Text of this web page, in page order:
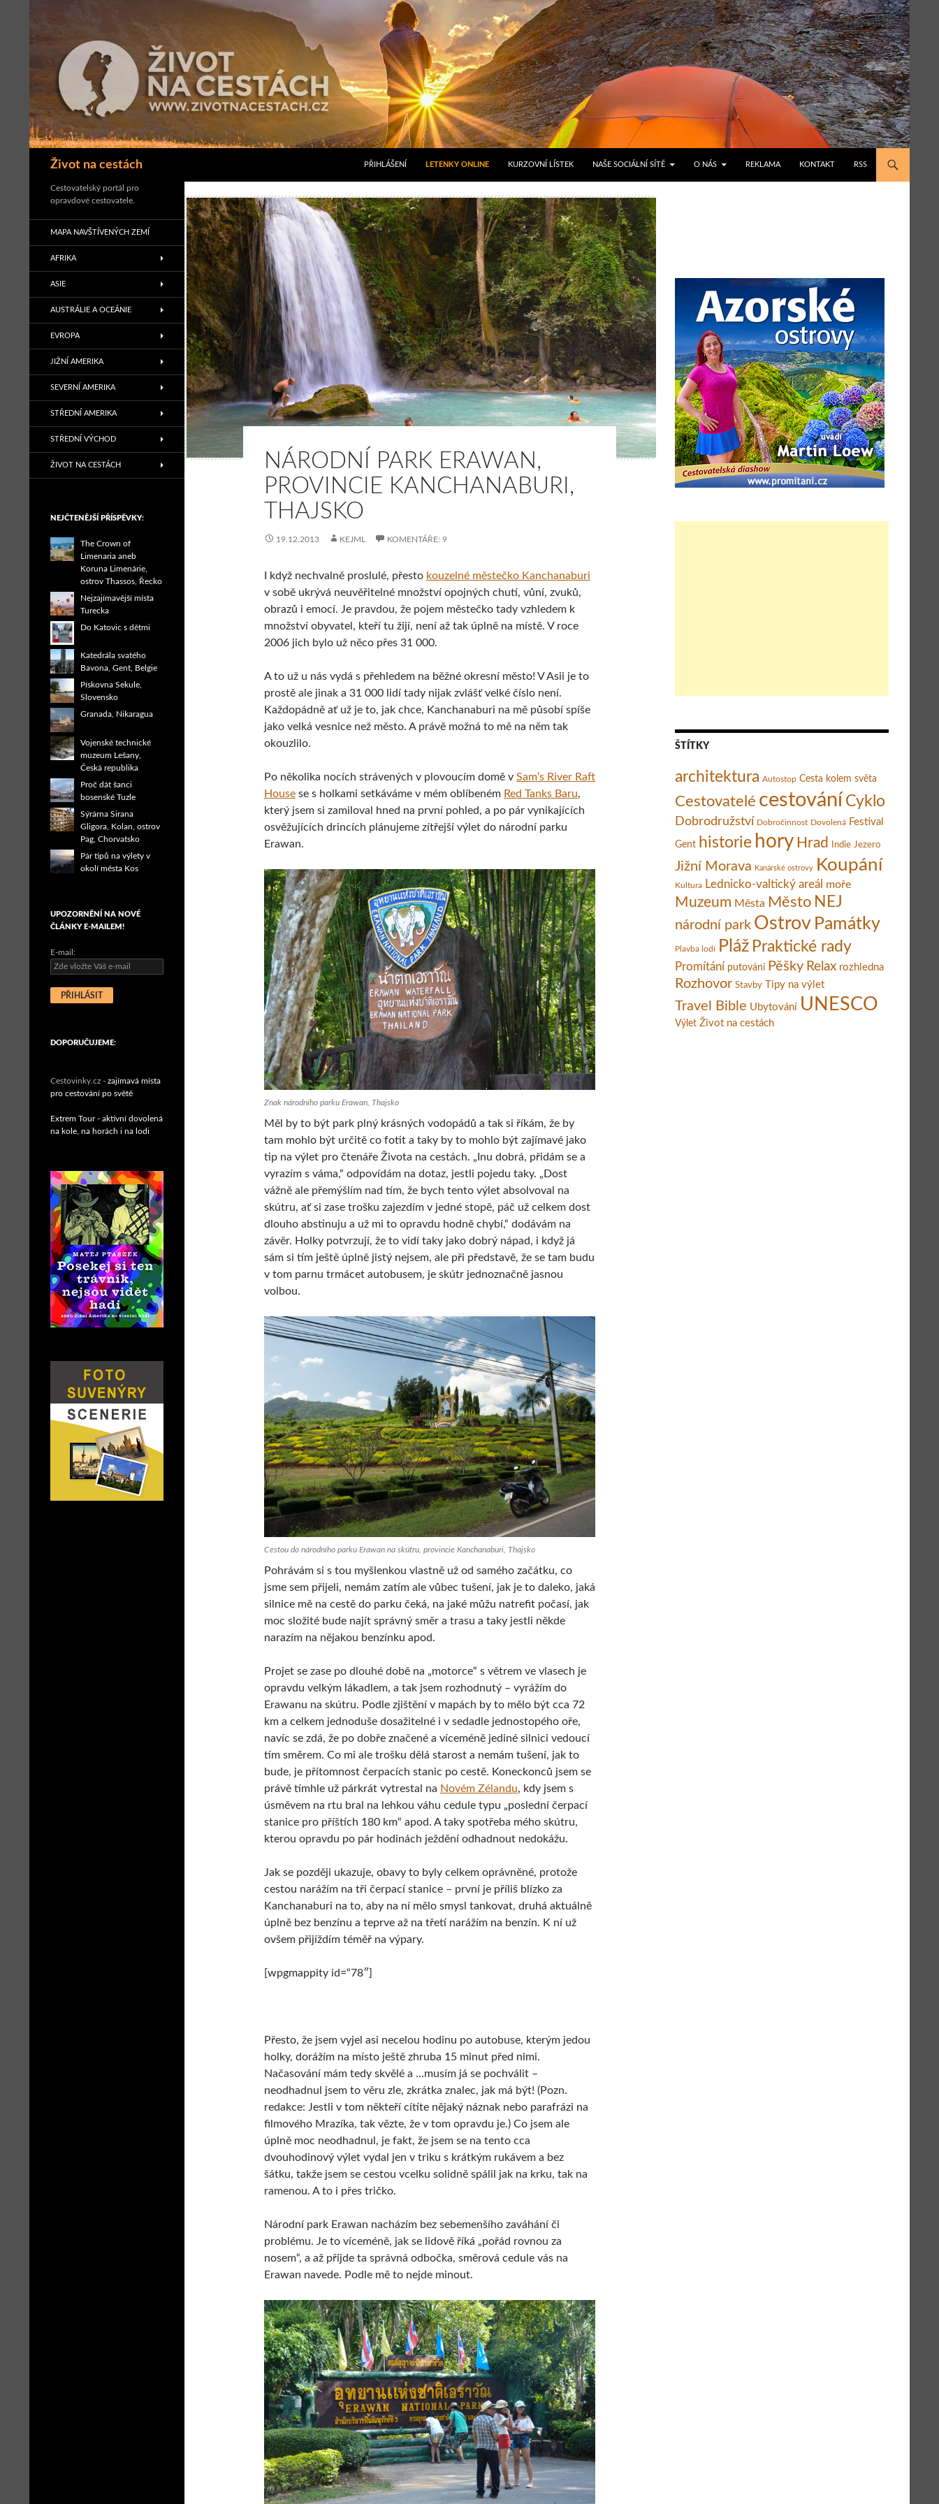
Život na cestách
Hledat
PŘIHLÁŠENÍ LETENKY ONLINE KURZOVNÍ LÍSTEK NAŠE SOCIÁLNÍ SÍTĚ O NÁS REKLAMA KONTAKT RSS
NÁRODNÍ PARK ERAWAN,
PROVINCIE KANCHANABURI,
THAJSKO
19.12.2013 KEJML KOMENTÁŘE: 9
I když nechvalně proslulé, přesto kouzelné městečko Kanchanaburi
v sobě ukrývá neuvěřitelné množství opojných chutí, vůní, zvuků,
obrazů i emocí. Je pravdou, že pojem městečko tady vzhledem k
množství obyvatel, kteří tu žijí, není až tak úplně na místě. V roce
2006 jich bylo už něco přes 31 000.
A to už u nás vydá s přehledem na běžné okresní město! V Asii je to
prostě ale jinak a 31 000 lidí tady nijak zvlášť velké číslo není.
Každopádně ať už je to, jak chce, Kanchanaburi na mě působí spíše
jako velká vesnice než město. A právě možná to mě na něm tak
okouzlilo.
Po několika nocích strávených v plovoucím domě v Sam’s River Raft
House se s holkami setkáváme v mém oblíbeném Red Tanks Baru,
který jsem si zamiloval hned na první pohled, a po pár vynikajících
osvěžujících drincích plánujeme zítřejší výlet do národní parku
Erawan.
Znak národního parku Erawan, Thajsko
Měl by to být park plný krásných vodopádů a tak si říkám, že by
tam mohlo být určitě co fotit a taky by to mohlo být zajímavé jako
tip na výlet pro čtenáře Života na cestách. „Inu dobrá, přidám se a
vyrazím s váma,“ odpovídám na dotaz, jestli pojedu taky. „Dost
vážně ale přemýšlím nad tím, že bych tento výlet absolvoval na
skútru, ať si zase trošku zajezdím v jedné stopě, páč už celkem dost
dlouho abstinuju a už mi to opravdu hodně chybí,“ dodávám na
závěr. Holky potvrzují, že to vidí taky jako dobrý nápad, i když já
sám si tím ještě úplně jistý nejsem, ale při představě, že se tam budu
v tom parnu trmácet autobusem, je skútr jednoznačně jasnou
volbou.
Cestou do národního parku Erawan na skútru, provincie Kanchanaburi, Thajsko
Pohrávám si s tou myšlenkou vlastně už od samého začátku, co
jsme sem přijeli, nemám zatím ale vůbec tušení, jak je to daleko, jaká
silnice mě na cestě do parku čeká, na jaké můžu natrefit počasí, jak
moc složité bude najít správný směr a trasu a taky jestli někde
narazím na nějakou benzínku apod.
Projet se zase po dlouhé době na „motorce“ s větrem ve vlasech je
opravdu velkým lákadlem, a tak jsem rozhodnutý – vyrážím do
Erawanu na skútru. Podle zjištění v mapách by to mělo být cca 72
km a celkem jednoduše dosažitelné i v sedadle jednostopého oře,
navíc se zdá, že po dobře značené a víceméně jediné silnici vedoucí
tím směrem. Co mi ale trošku dělá starost a nemám tušení, jak to
bude, je přítomnost čerpacích stanic po cestě. Koneckonců jsem se
právě tímhle už párkrát vytrestal na Novém Zélandu, kdy jsem s
úsměvem na rtu bral na lehkou váhu cedule typu „poslední čerpací
stanice pro příštích 180 km“ apod. A taky spotřeba mého skútru,
kterou opravdu po pár hodinách ježdění odhadnout nedokážu.
Jak se později ukazuje, obavy to byly celkem oprávněné, protože
cestou narážím na tři čerpací stanice – první je příliš blízko za
Kanchanaburi na to, aby na ní mělo smysl tankovat, druhá aktuálně
úplně bez benzínu a teprve až na třetí narážím na benzín. K ní už
ovšem přijíždím téměř na výpary.
[wpgmappity id=“78″]
Přesto, že jsem vyjel asi necelou hodinu po autobuse, kterým jedou
holky, dorážím na místo ještě zhruba 15 minut před nimi.
Načasování mám tedy skvělé a …musím já se pochválit –
neodhadnul jsem to věru zle, zkrátka znalec, jak má být! (Pozn.
redakce: Jestli v tom někteří cítíte nějaký náznak nebo parafrázi na
filmového Mrazíka, tak vězte, že v tom opravdu je.) Co jsem ale
úplně moc neodhadnul, je fakt, že jsem se na tento cca
dvouhodinový výlet vydal jen v triku s krátkým rukávem a bez
šátku, takže jsem se cestou vcelku solidně spálil jak na krku, tak na
ramenou. A to i přes tričko.
Národní park Erawan nacházím bez sebemenšího zaváhání či
problému. Je to víceméně, jak se lidově říká „pořád rovnou za
nosem“, a až přijde ta správná odbočka, směrová cedule vás na
Erawan navede. Podle mě to nejde minout.
ŠTÍTKY
architektura Autostop Cesta kolem světa
Cestovatelé cestování Cyklo
Dobrodružství Dobročinnost Dovolená Festival
Gent historie hory Hrad Indie Jezero
Jižní Morava Kanárské ostrovy Koupání
Kultura Lednicko-valtický areál moře
Muzeum Města Město NEJ
národní park Ostrov Památky
Plavba lodí Pláž Praktické rady
Promítání putování Pěšky Relax rozhledna
Rozhovor Stavby Tipy na výlet
Travel Bible Ubytování UNESCO
Výlet Život na cestách
Cestovatelský portál pro
opravdové cestovatele.
MAPA NAVŠTÍVENÝCH ZEMÍ
AFRIKA
ASIE
AUSTRÁLIE A OCEÁNIE
EVROPA
JIŽNÍ AMERIKA
SEVERNÍ AMERIKA
STŘEDNÍ AMERIKA
STŘEDNÍ VÝCHOD
ŽIVOT NA CESTÁCH
NEJČTENĚJŠÍ PŘÍSPĚVKY:
The Crown of
Limenaria aneb
Koruna Limenárie,
ostrov Thassos, Řecko
Nejzajímavější místa
Turecka
Do Katovic s dětmi
Katedrála svatého
Bavona, Gent, Belgie
Pískovna Sekule,
Slovensko
Granada, Nikaragua
Vojenské technické
muzeum Lešany,
Česká republika
Proč dát šanci
bosenské Tuzle
Sýrárna Sirana
Gligora, Kolan, ostrov
Pag, Chorvatsko
Pár tipů na výlety v
okolí města Kos
UPOZORNĚNÍ NA NOVÉ
ČLÁNKY E-MAILEM!
E-mail:
DOPORUČUJEME:
Cestovinky.cz - zajímavá místa
pro cestování po světě
Extrem Tour - aktivní dovolená
na kole, na horách i na lodi